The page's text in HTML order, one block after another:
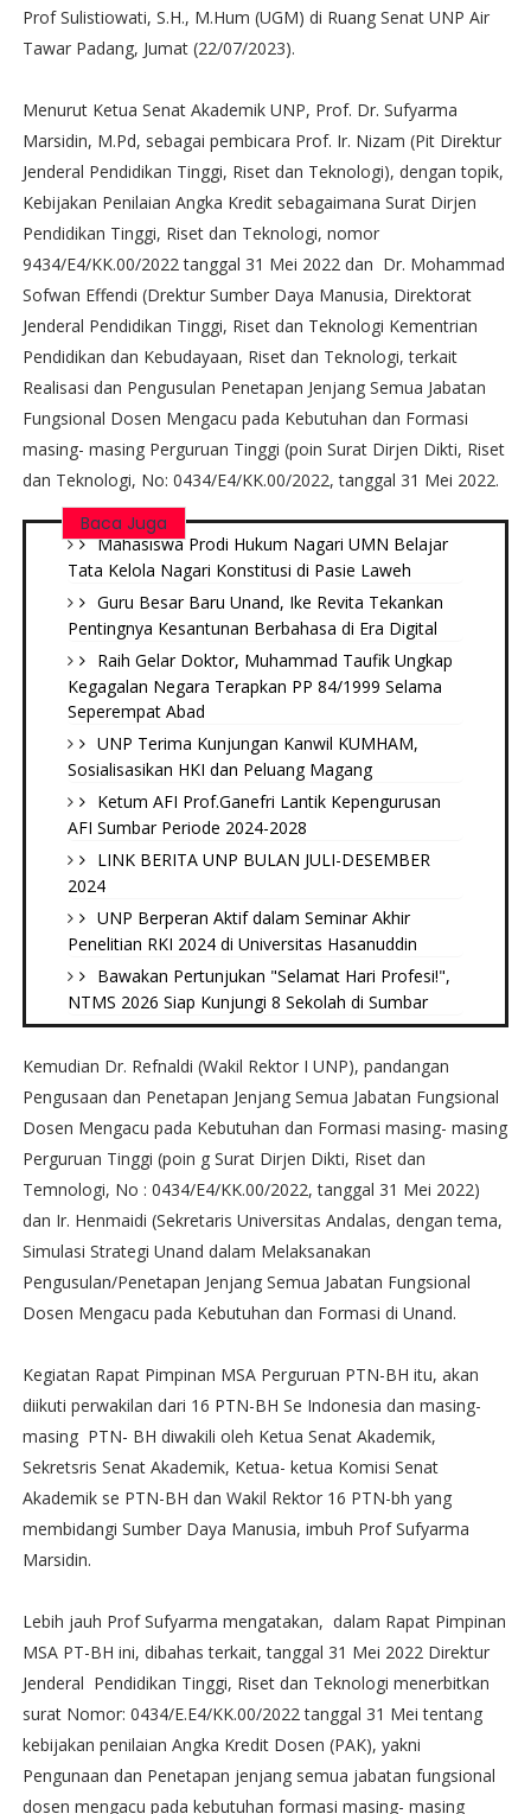
Prof Sulistiowati, S.H., M.Hum (UGM) di Ruang Senat UNP Air
Tawar Padang, Jumat (22/07/2023).
Menurut Ketua Senat Akademik UNP, Prof. Dr. Sufyarma
Marsidin, M.Pd, sebagai pembicara Prof. Ir. Nizam (Pit Direktur
Jenderal Pendidikan Tinggi, Riset dan Teknologi), dengan topik,
Kebijakan Penilaian Angka Kredit sebagaimana Surat Dirjen
Pendidikan Tinggi, Riset dan Teknologi, nomor
9434/E4/KK.00/2022 tanggal 31 Mei 2022 dan Dr. Mohammad
Sofwan Effendi (Drektur Sumber Daya Manusia, Direktorat
Jenderal Pendidikan Tinggi, Riset dan Teknologi Kementrian
Pendidikan dan Kebudayaan, Riset dan Teknologi, terkait
Realisasi dan Pengusulan Penetapan Jenjang Semua Jabatan
Fungsional Dosen Mengacu pada Kebutuhan dan Formasi
masing- masing Perguruan Tinggi (poin Surat Dirjen Dikti, Riset
dan Teknologi, No: 0434/E4/KK.00/2022, tanggal 31 Mei 2022.
Baca Juga
Mahasiswa Prodi Hukum Nagari UMN Belajar
Tata Kelola Nagari Konstitusi di Pasie Laweh ‎
Guru Besar Baru Unand, Ike Revita Tekankan
Pentingnya Kesantunan Berbahasa di Era Digital
Raih Gelar Doktor, Muhammad Taufik Ungkap
Kegagalan Negara Terapkan PP 84/1999 Selama
Seperempat Abad
UNP Terima Kunjungan Kanwil KUMHAM,
Sosialisasikan HKI dan Peluang Magang
Ketum AFI Prof.Ganefri Lantik Kepengurusan
AFI Sumbar Periode 2024-2028
LINK BERITA UNP BULAN JULI-DESEMBER
2024
UNP Berperan Aktif dalam Seminar Akhir
Penelitian RKI 2024 di Universitas Hasanuddin
Bawakan Pertunjukan "Selamat Hari Profesi!",
NTMS 2026 Siap Kunjungi 8 Sekolah di Sumbar
Kemudian Dr. Refnaldi (Wakil Rektor I UNP), pandangan
Pengusaan dan Penetapan Jenjang Semua Jabatan Fungsional
Dosen Mengacu pada Kebutuhan dan Formasi masing- masing
Perguruan Tinggi (poin g Surat Dirjen Dikti, Riset dan
Temnologi, No : 0434/E4/KK.00/2022, tanggal 31 Mei 2022)
dan Ir. Henmaidi (Sekretaris Universitas Andalas, dengan tema,
Simulasi Strategi Unand dalam Melaksanakan
Pengusulan/Penetapan Jenjang Semua Jabatan Fungsional
Dosen Mengacu pada Kebutuhan dan Formasi di Unand.
Kegiatan Rapat Pimpinan MSA Perguruan PTN-BH itu, akan
diikuti perwakilan dari 16 PTN-BH Se Indonesia dan masing-
masing PTN- BH diwakili oleh Ketua Senat Akademik,
Sekretsris Senat Akademik, Ketua- ketua Komisi Senat
Akademik se PTN-BH dan Wakil Rektor 16 PTN-bh yang
membidangi Sumber Daya Manusia, imbuh Prof Sufyarma
Marsidin.
Lebih jauh Prof Sufyarma mengatakan, dalam Rapat Pimpinan
MSA PT-BH ini, dibahas terkait, tanggal 31 Mei 2022 Direktur
Jenderal Pendidikan Tinggi, Riset dan Teknologi menerbitkan
surat Nomor: 0434/E.E4/KK.00/2022 tanggal 31 Mei tentang
kebijakan penilaian Angka Kredit Dosen (PAK), yakni
Pengunaan dan Penetapan jenjang semua jabatan fungsional
dosen mengacu pada kebutuhan formasi masing- masing